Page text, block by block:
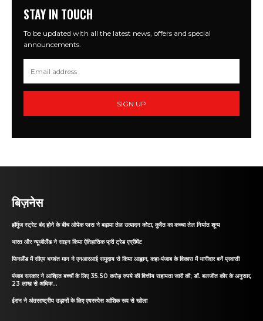
STAY IN TOUCH
To be updated with all the latest news, offers and special
announcements.
SIGN UP
बिज़नेस
हॉर्मुज स्ट्रेट बंद होने के बीच ओपेक प्लस ने बढ़ाया तेल उत्पादन कोटा, कुवैत का कच्चा तेल निर्यात शून्य
भारत और न्यूजीलैंड ने साइन किया ऐतिहासिक फ्री ट्रेड एग्रीमेंट
फिनलैंड में सीएम भगवंत मान ने एनआरआई समुदाय से किया आह्वान, कहा-पंजाब के विकास में भागीदार बनें प्रवासी
पंजाब सरकार ने आश्रित बच्चों के लिए 35.50 करोड़ रुपये की वित्तीय सहायता जारी की; डॉ. बलजीत कौर के अनुसार,
23 लाख से अधिक...
ईरान ने अंतरराष्ट्रीय उड़ानों के लिए एयरस्पेस आंशिक रूप से खोला